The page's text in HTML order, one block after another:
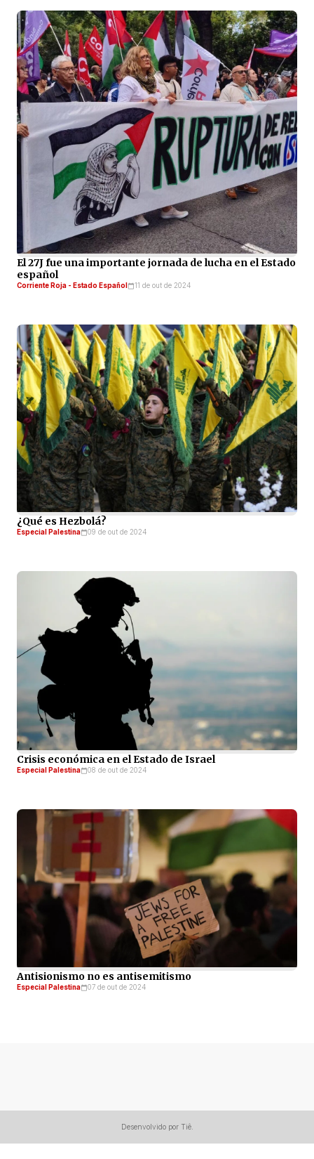
El 27J fue una importante jornada de lucha en el Estado
español
Corriente Roja - Estado Español 11 de out de 2024
¿Qué es Hezbolá?
Especial Palestina 09 de out de 2024
Crisis económica en el Estado de Israel
Especial Palestina 08 de out de 2024
Antisionismo no es antisemitismo
Especial Palestina 07 de out de 2024
Desenvolvido por Tiê.